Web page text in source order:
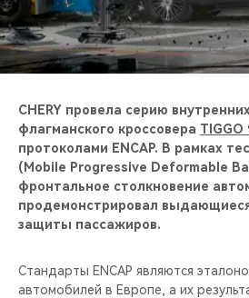
CHERY И СПОРТ
CHERY ДЛЯ ДЕТЕЙ
CHERY провела серию
флагманского кроссовера TIGGO
протоколами ENCAP. В рамках
(Mobile Progressive Deformable
фронтальное столкновение
продемонстрировал
защиты пассажиров.
Стандарты ENCAP являются
автомобилей в Европе, а их